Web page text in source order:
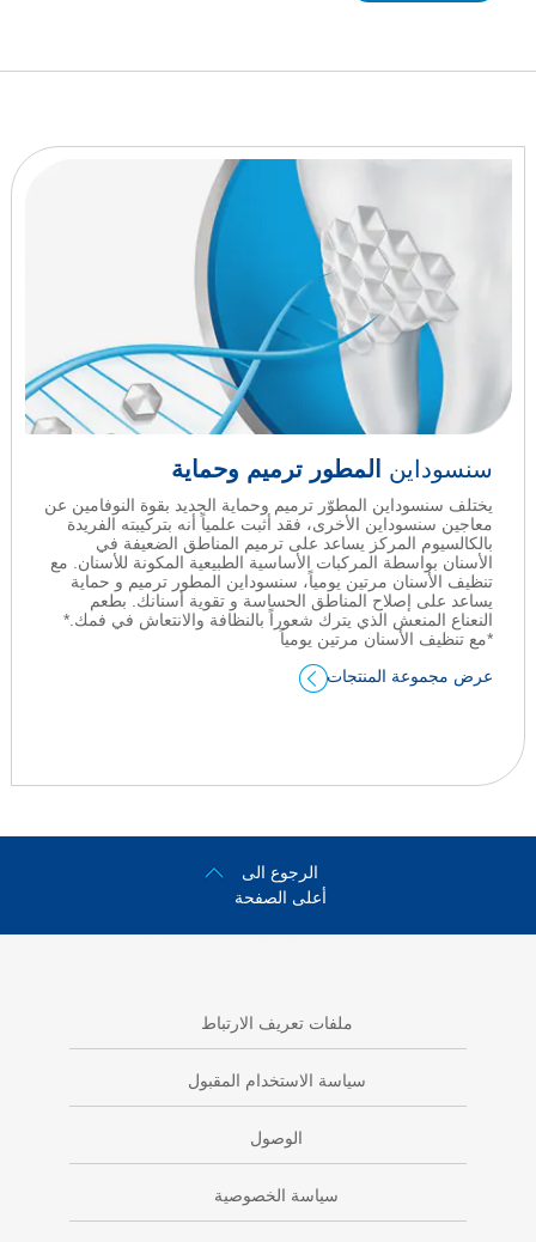
سنسوداين المطور ترميم وحماية
يختلف سنسوداين المطوّر ترميم وحماية الجديد بقوة النوفامين عن
معاجين سنسوداين الأخرى، فقد ﺃثبت علمياً أنه بتركيبته الفريدة
بالكالسيوم المركز يساعد على ترميم المناطق الضعيفة في
الأسنان بواسطة المركبات الأساسية الطبيعية المكونة للأسنان. مع
تنظيف الأسنان مرتين يومياً، سنسوداين المطور ترميم و حماية
يساعد على إصلاح المناطق الحساسة و تقوية أسنانك. بطعم
النعناع المنعش الذي يترك شعوراً بالنظافة والانتعاش في فمك.*
*مع تنظيف الأسنان مرتين يومياً
عرض مجموعة المنتجات
الرجوع الى
أعلى الصفحة
ملفات تعريف الارتباط
سياسة الاستخدام المقبول
الوصول
سياسة الخصوصية